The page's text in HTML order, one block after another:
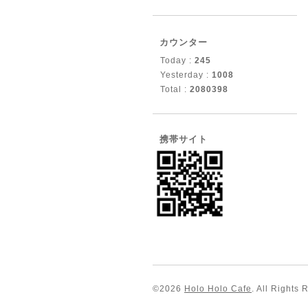
カウンター
Today : 245
Yesterday : 1008
Total : 2080398
携帯サイト
©2026 Holo Holo Cafe . All Rights